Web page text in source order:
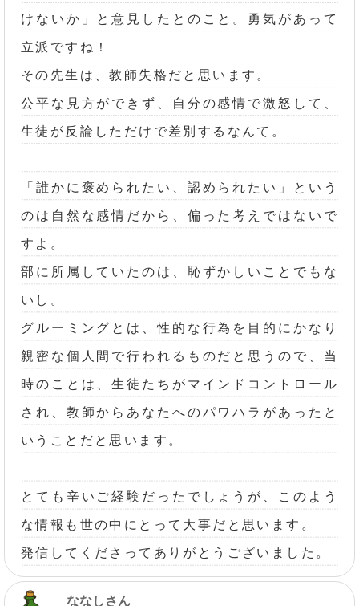
けないか」と意見したとのこと。勇気があって
立派ですね！
その先生は、教師失格だと思います。
公平な見方ができず、自分の感情で激怒して、
生徒が反論しただけで差別するなんて。
「誰かに褒められたい、認められたい」という
のは自然な感情だから、偏った考えではないで
すよ。
部に所属していたのは、恥ずかしいことでもな
いし。
グルーミングとは、性的な行為を目的にかなり
親密な個人間で行われるものだと思うので、当
時のことは、生徒たちがマインドコントロール
され、教師からあなたへのパワハラがあったと
いうことだと思います。
とても辛いご経験だったでしょうが、このよう
な情報も世の中にとって大事だと思います。
発信してくださってありがとうございました。
ななしさん